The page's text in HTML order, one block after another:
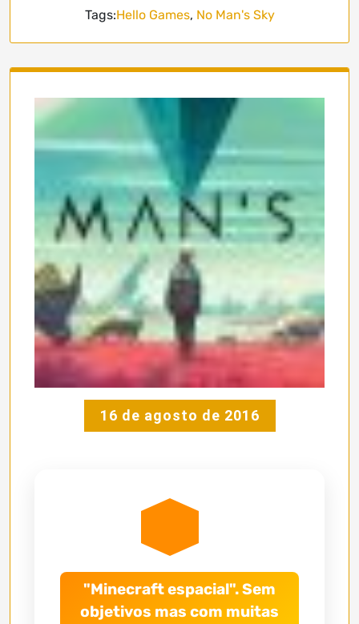
Tags:Hello Games, No Man's Sky
16 de agosto de 2016
"Minecraft espacial". Sem
objetivos mas com muitas